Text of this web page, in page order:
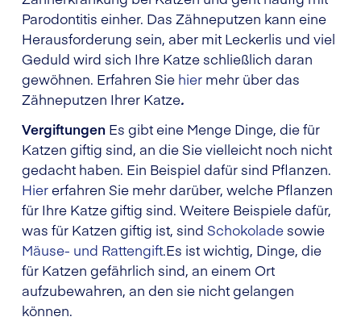
Parodontitis einher. Das Zähneputzen kann eine
Herausforderung sein, aber mit Leckerlis und viel
Geduld wird sich Ihre Katze schließlich daran
gewöhnen. Erfahren Sie hier mehr über das
Zähneputzen Ihrer Katze.
Vergiftungen Es gibt eine Menge Dinge, die für
Katzen giftig sind, an die Sie vielleicht noch nicht
gedacht haben. Ein Beispiel dafür sind Pflanzen.
Hiererfahren Sie mehr darüber, welche Pflanzen
für Ihre Katze giftig sind. Weitere Beispiele dafür,
was für Katzen giftig ist, sind Schokoladesowie
Mäuse- und Rattengift.Es ist wichtig, Dinge, die
für Katzen gefährlich sind, an einem Ort
aufzubewahren, an den sie nicht gelangen
können.